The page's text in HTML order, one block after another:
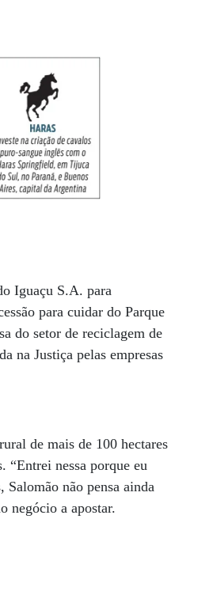
Iguaçu S.A. para
para cuidar do Parque
do setor de reciclagem de
na Justiça pelas empresas
de mais de 100 hectares
“Entrei nessa porque eu
não pensa ainda
negócio a apostar.